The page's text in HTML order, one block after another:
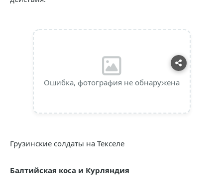
Ошибка, фотография не обнаружена
Грузинские солдаты на Текселе
Балтийская коса и Курляндия